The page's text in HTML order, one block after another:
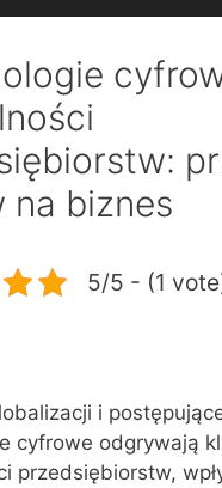
na biznes
5/5 - (1
i
cyfrowe odgrywają
przedsiębiorstw,